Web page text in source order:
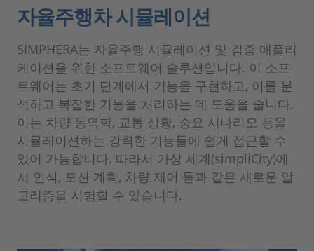
자율주행차 시뮬레이션
SIMPHERA는 자율주행 시뮬레이션 및 검증 애플리
케이션을 위한 소프트웨어 솔루션입니다. 이 소프
트웨어는 초기 단계에서 기능을 구현하고, 이를 분
석하고 복잡한 기능을 처리하는 데 도움을 줍니다.
이는 차량 동역학, 교통 상황, 중요 시나리오 등을
시뮬레이션하는 강력한 기능들에 쉽게 접근할 수
있어 가능합니다. 따라서 가상 세계(simpliCity)에
서 인식, 모션 계획, 차량 제어 등과 같은 새로운 알
고리즘을 시험할 수 있습니다.